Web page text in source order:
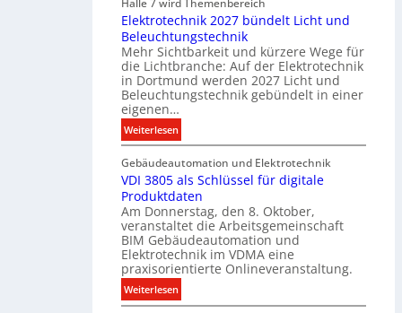
k
a
t
i
o
n
t
S
y
s
t
e
m
.
n
C
l
i
p
f
a
l
l
e
U
n
t
e
r
g
Halle 7 wird Themenbereich
Elektrotechnik 2027 bündelt Licht und
Beleuchtungstechnik
Mehr Sichtbarkeit und kürzere Wege für
die Lichtbranche: Auf der Elektrotechnik
in Dortmund werden 2027 Licht und
Beleuchtungstechnik gebündelt in einer
eigenen…
Weiterlesen:
E
l
e
k
t
r
o
t
e
c
Gebäudeautomation und Elektrotechnik
VDI 3805 als Schlüssel für digitale
Produktdaten
Am Donnerstag, den 8. Oktober,
veranstaltet die Arbeitsgemeinschaft
BIM Gebäudeautomation und
Elektrotechnik im VDMA eine
praxisorientierte Onlineveranstaltung.
Weiterlesen:
V